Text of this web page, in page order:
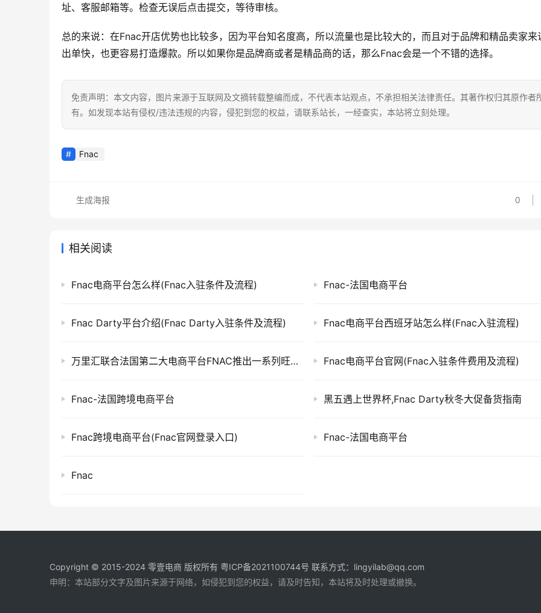
址、客服邮箱等。检查无误后点击提交，等待审核。
总的来说：在Fnac开店优势也比较多，因为平台知名度高，所以流量也是比较大的，而且对于品牌和精品卖家来
出单快，也更容易打造爆款。所以如果你是品牌商或者是精品商的话，那么Fnac会是一个不错的选择。
免责声明：本文内容，图片来源于互联网及文摘转载整编而成，不代表本站观点，不承担相关法律责任。其著作权归其原作者
有。如发现本站有侵权/违法违规的内容，侵犯到您的权益，请联系站长，一经查实，本站将立刻处理。
Fnac
0
生成海报
相关阅读
Fnac电商平台怎么样(Fnac入驻条件及流程) Fnac-法国电商平台
Fnac Darty平台介绍(Fnac Darty入驻条件及流程) Fnac电商平台西班牙站怎么样(Fnac入驻流程)
万里汇联合法国第二大电商平台FNAC推出一系列旺季福利 Fnac电商平台官网(Fnac入驻条件费用及流程)
Fnac-法国跨境电商平台 黑五遇上世界杯,Fnac Darty秋冬大促备货指南
Fnac跨境电商平台(Fnac官网登录入口) Fnac-法国电商平台
Fnac
Copyright © 2015-2024 零壹电商 版权所有 粤ICP备2021100744号 联系方式：lingyilab@qq.com
申明：本站部分文字及图片来源于网络，如侵犯到您的权益，请及时告知，本站将及时处理或撤换。